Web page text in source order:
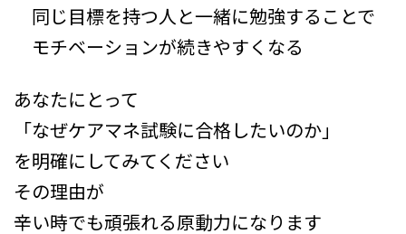
同じ目標を持つ人と一緒に勉強することで
モチベーションが続きやすくなる
あなたにとって
「なぜケアマネ試験に合格したいのか」
を明確にしてみてください
その理由が
辛い時でも頑張れる原動力になります